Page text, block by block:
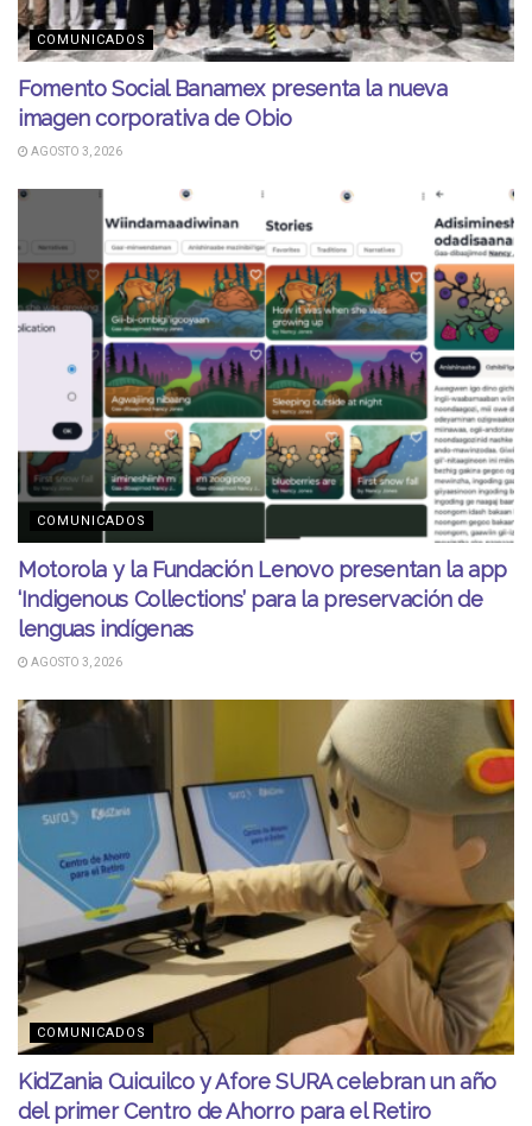
COMUNICADOS
Fomento Social Banamex presenta la nueva
imagen corporativa de Obio
AGOSTO 3, 2026
COMUNICADOS
Motorola y la Fundación Lenovo presentan la app
‘Indigenous Collections’ para la preservación de
lenguas indígenas
AGOSTO 3, 2026
COMUNICADOS
KidZania Cuicuilco y Afore SURA celebran un año
del primer Centro de Ahorro para el Retiro